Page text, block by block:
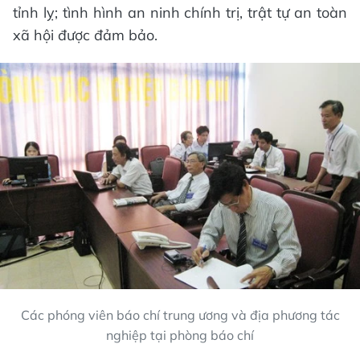
tỉnh lỵ; tình hình an ninh chính trị, trật tự an toàn
xã hội được đảm bảo.
Các phóng viên báo chí trung ương và địa phương tác
nghiệp tại phòng báo chí